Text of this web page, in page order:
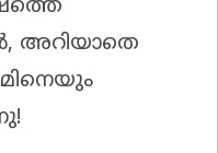
അറിയാതെ